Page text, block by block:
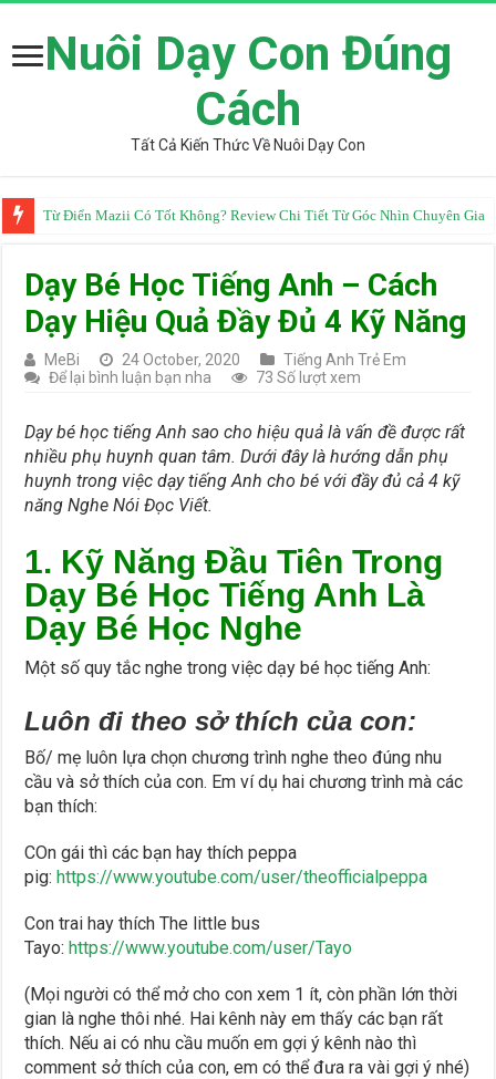
Nuôi Dạy Con Đúng
Cách
Tất Cả Kiến Thức Về Nuôi Dạy Con
Từ Điển Mazii Có Tốt Không? Review Chi Tiết Từ Góc Nhìn Chuyên Gia
Dạy Bé Học Tiếng Anh – Cách
Dạy Hiệu Quả Đầy Đủ 4 Kỹ Năng
MeBi 24 October, 2020
Tiếng Anh Trẻ Em
Để lại bình luận bạn nha
73 Số lượt xem
Dạy bé học tiếng Anh sao cho hiệu quả là vấn đề được rất
nhiều phụ huynh quan tâm. Dưới đây là hướng dẫn phụ
huynh trong việc dạy tiếng Anh cho bé với đầy đủ cả 4 kỹ
năng Nghe Nói Đọc Viết.
1. Kỹ Năng Đầu Tiên Trong
Dạy Bé Học Tiếng Anh Là
Dạy Bé Học Nghe
Một số quy tắc nghe trong việc dạy bé học tiếng Anh:
Luôn đi theo sở thích của con:
Bố/ mẹ luôn lựa chọn chương trình nghe theo đúng nhu
cầu và sở thích của con. Em ví dụ hai chương trình mà các
bạn thích:
COn gái thì các bạn hay thích peppa
pig:https://www.youtube.com/user/theofficialpeppa
Con trai hay thích The little bus
Tayo:https://www.youtube.com/user/Tayo
(Mọi người có thể mở cho con xem 1 ít, còn phần lớn thời
gian là nghe thôi nhé. Hai kênh này em thấy các bạn rất
thích. Nếu ai có nhu cầu muốn em gợi ý kênh nào thì
comment sở thích của con, em có thể đưa ra vài gợi ý nhé)